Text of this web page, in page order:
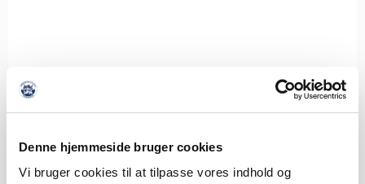
Denne hjemmeside bruger cookies
Vi bruger cookies til at tilpasse vores indhold og